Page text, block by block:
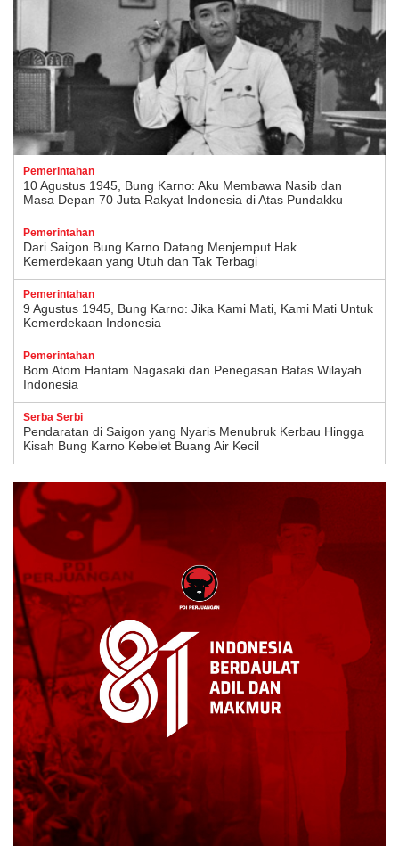
Pemerintahan
10 Agustus 1945, Bung Karno: Aku Membawa Nasib dan
Masa Depan 70 Juta Rakyat Indonesia di Atas Pundakku
Pemerintahan
Dari Saigon Bung Karno Datang Menjemput Hak
Kemerdekaan yang Utuh dan Tak Terbagi
Pemerintahan
9 Agustus 1945, Bung Karno: Jika Kami Mati, Kami Mati Untuk
Kemerdekaan Indonesia
Pemerintahan
Bom Atom Hantam Nagasaki dan Penegasan Batas Wilayah
Indonesia
Serba Serbi
Pendaratan di Saigon yang Nyaris Menubruk Kerbau Hingga
Kisah Bung Karno Kebelet Buang Air Kecil